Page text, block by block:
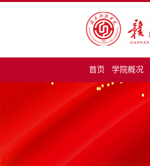
首页 学院概况